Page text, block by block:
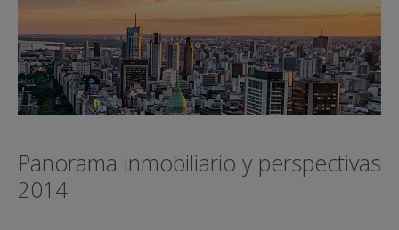
Panorama inmobiliario y perspectivas
2014